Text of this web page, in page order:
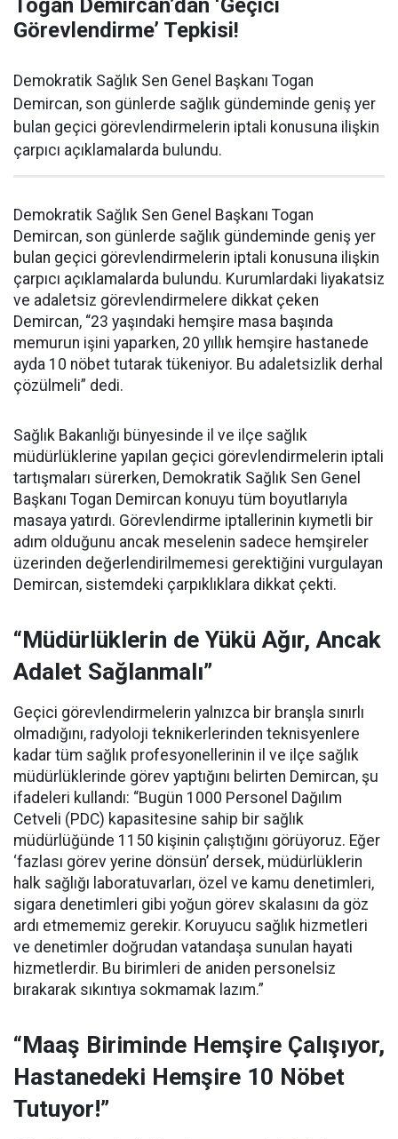
Görevlendirme’ Tepkisi!
Demokratik Sağlık Sen Genel Başkanı Togan
Demircan, son günlerde sağlık gündeminde geniş yer
bulan geçici görevlendirmelerin iptali konusuna ilişkin
çarpıcı açıklamalarda bulundu.
Demokratik Sağlık Sen Genel Başkanı Togan
Demircan, son günlerde sağlık gündeminde geniş yer
bulan geçici görevlendirmelerin iptali konusuna ilişkin
çarpıcı açıklamalarda bulundu. Kurumlardaki liyakatsiz
ve adaletsiz görevlendirmelere dikkat çeken
Demircan, “23 yaşındaki hemşire masa başında
memurun işini yaparken, 20 yıllık hemşire hastanede
ayda 10 nöbet tutarak tükeniyor. Bu adaletsizlik derhal
çözülmeli” dedi.
Sağlık Bakanlığı bünyesinde il ve ilçe sağlık
müdürlüklerine yapılan geçici görevlendirmelerin iptali
tartışmaları sürerken, Demokratik Sağlık Sen Genel
Başkanı Togan Demircan konuyu tüm boyutlarıyla
masaya yatırdı. Görevlendirme iptallerinin kıymetli bir
adım olduğunu ancak meselenin sadece hemşireler
üzerinden değerlendirilmemesi gerektiğini vurgulayan
Demircan, sistemdeki çarpıklıklara dikkat çekti.
“Müdürlüklerin de Yükü Ağır, Ancak
Adalet Sağlanmalı”
Geçici görevlendirmelerin yalnızca bir branşla sınırlı
olmadığını, radyoloji teknikerlerinden teknisyenlere
kadar tüm sağlık profesyonellerinin il ve ilçe sağlık
müdürlüklerinde görev yaptığını belirten Demircan, şu
ifadeleri kullandı: “Bugün 1000 Personel Dağılım
Cetveli (PDC) kapasitesine sahip bir sağlık
müdürlüğünde 1150 kişinin çalıştığını görüyoruz. Eğer
‘fazlası görev yerine dönsün’ dersek, müdürlüklerin
halk sağlığı laboratuvarları, özel ve kamu denetimleri,
sigara denetimleri gibi yoğun görev skalasını da göz
ardı etmememiz gerekir. Koruyucu sağlık hizmetleri
ve denetimler doğrudan vatandaşa sunulan hayati
hizmetlerdir. Bu birimleri de aniden personelsiz
bırakarak sıkıntıya sokmamak lazım.”
“Maaş Biriminde Hemşire Çalışıyor,
Hastanedeki Hemşire 10 Nöbet
Tutuyor!”